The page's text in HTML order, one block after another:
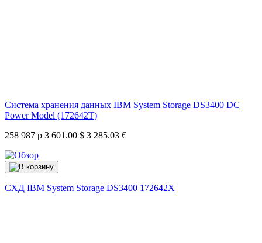
Система хранения данных IBM System Storage DS3400 DC
Power Model (172642T)
258 987 р 3 601.00 $ 3 285.03 €
СХД IBM System Storage DS3400 172642X